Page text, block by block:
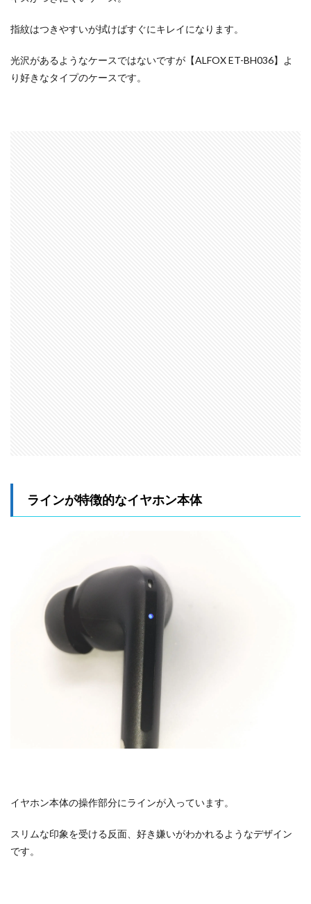
指紋はつきやすいが拭けばすぐにキレイになります。
光沢があるようなケースではないですが【ALFOX ET-BH036】よ
り好きなタイプのケースです。
ラインが特徴的なイヤホン本体
イヤホン本体の操作部分にラインが入っています。
スリムな印象を受ける反面、好き嫌いがわかれるようなデザイン
です。